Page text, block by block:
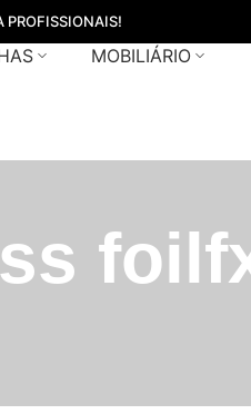
PROFISSIONAIS!
MOBILIÁRIO